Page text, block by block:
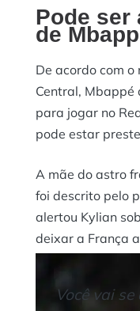
Pode ser
de
De acordo com o
Central,
para jogar no
pode estar
A mãe do astro
foi descrito pelo
alertou Kylian
deixar a França
Você vai